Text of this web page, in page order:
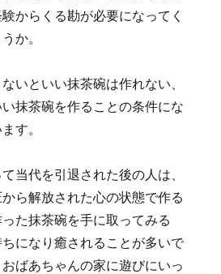
からくる勘が必要になってく
か。
いといい抹茶碗は作れない、
抹茶碗を作ることの条件にな
す。
当代を引退された後の人は、
ら解放された心の状態で作る
た抹茶碗を手に取ってみる
になり癒されることが多いで
ばあちゃんの家に遊びにいっ